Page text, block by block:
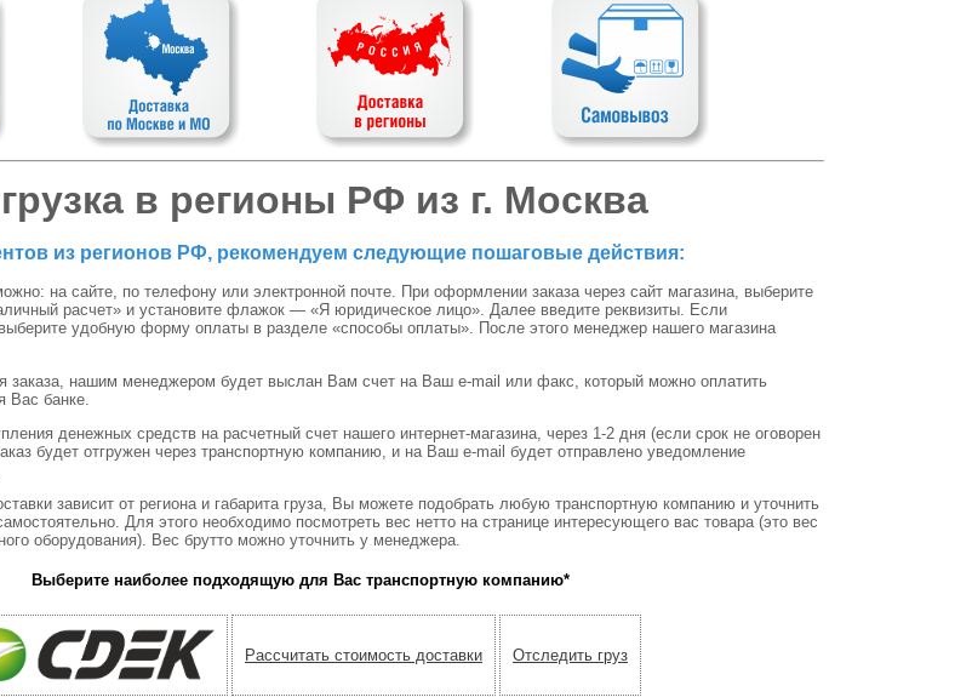
в регионы РФ из г. Москва
из регионов РФ, рекомендуем следующие пошаговые действия:
на сайте, по телефону или электронной почте. При оформлении заказа через сайт магазина, выберите
расчет» и установите флажок — «Я юридическое лицо». Далее введите реквизиты. Если
удобную форму оплаты в разделе «способы оплаты». После этого менеджер нашего магазина
заказа, нашим менеджером будет выслан Вам счет на Ваш e-mail или факс, который можно оплатить
Вас банке.
денежных средств на расчетный счет нашего интернет-магазина, через 1-2 дня (если срок не оговорен
будет отгружен через транспортную компанию, и на Ваш e-mail будет отправлено уведомление
зависит от региона и габарита груза, Вы можете подобрать любую транспортную компанию и уточнить
Для этого необходимо посмотреть вес нетто на странице интересующего вас товара (это вес
оборудования). Вес брутто можно уточнить у менеджера.
Выберите наиболее подходящую для Вас транспортную компанию*
Рассчитать стоимость доставки Отследить груз